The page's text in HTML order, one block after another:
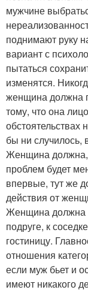
мужчине
поднимают руку
вариант с
пытаться
изменятся.
женщина должна
тому, что она
обстоятельствах
бы ни случилось,
Женщина должна,
проблем будет
впервые, тут же
действия от
Женщина должна
подруге, к
гостиницу.
отношения
если муж бьет и
имеют никакого